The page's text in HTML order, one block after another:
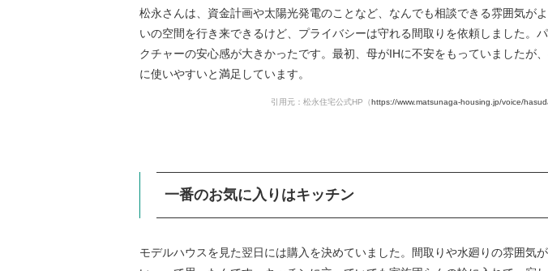
松永さんは、資金計画や太陽光発電のことなど、なんでも相談できる雰囲気が
いの空間を行き来できるけど、プライバシーは守れる間取りを依頼しました。
クチャーの安心感が大きかったです。最初、母がIHに不安をもっていましたが
に使いやすいと満足しています。
引用元：松永住宅公式HP（https://www.matsunaga-housing.jp/voice/
一番のお気に入りはキッチン
モデルハウスを見た翌日には購入を決めていました。間取りや水廻りの雰囲気